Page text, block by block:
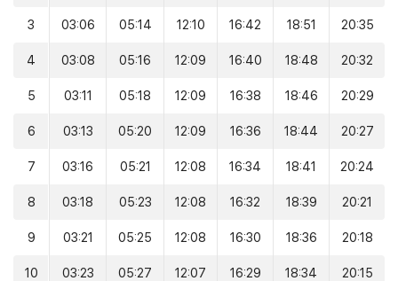
3 03:06 05:14 12:10 16:42 18:51 20:35
4 03:08 05:16 12:09 16:40 18:48 20:32
5 03:11 05:18 12:09 16:38 18:46 20:29
6 03:13 05:20 12:09 16:36 18:44 20:27
7 03:16 05:21 12:08 16:34 18:41 20:24
8 03:18 05:23 12:08 16:32 18:39 20:21
9 03:21 05:25 12:08 16:30 18:36 20:18
10 03:23 05:27 12:07 16:29 18:34 20:15